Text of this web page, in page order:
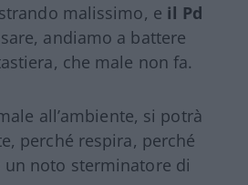
malissimo, e il Pd
andiamo a battere
che male non fa.
all’ambiente, si potrà
perché respira, perché
un noto sterminatore di